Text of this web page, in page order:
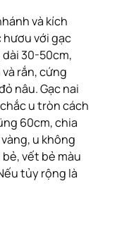
và kích
với gạc
30-50cm,
rắn, cứng
nâu. Gạc nai
u tròn cách
60cm, chia
u không
vết bẻ màu
tủy rộng là